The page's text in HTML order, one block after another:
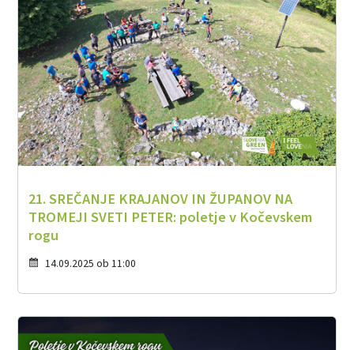
21. SREČANJE KRAJANOV IN ŽUPANOV NA
TROMEJI SVETI PETER: poletje v Kočevskem
rogu
14.09.2025 ob 11:00